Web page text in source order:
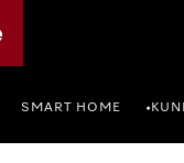
SMART HOME •